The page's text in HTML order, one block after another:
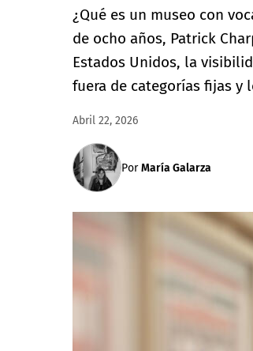
¿Qué es un museo con
de ocho años, Patrick
Estados Unidos, la
fuera de categorías fijas y
Abril 22, 2026
PorMaría Galarza